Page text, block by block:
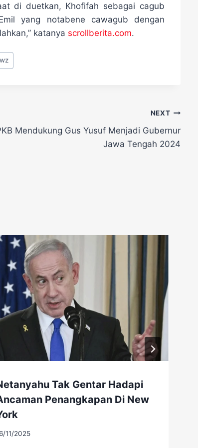
di duetkan, Khofifah sebagai cagub
yang notabene cawagub dengan
katanya scrollberita.com.
NEXT
Mendukung Gus Yusuf Menjadi Gubernur
Jawa Tengah 2024
Tak Gentar Hadapi
Penangkapan Di New
11/2025